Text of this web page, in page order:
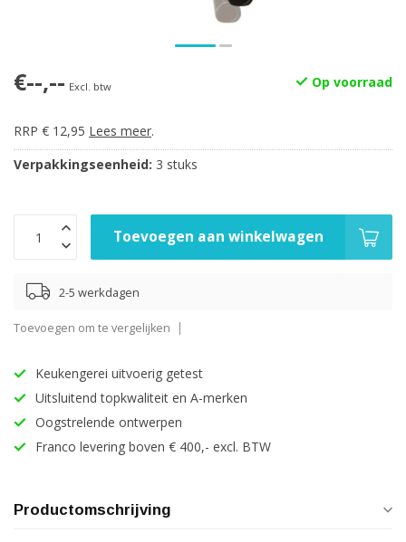
€--,-- Excl. btw Op voorraad
RRP € 12,95 Lees meer.
Verpakkingseenheid: 3 stuks
Toevoegen aan winkelwagen
2-5 werkdagen
Toevoegen om te vergelijken
Keukengerei uitvoerig getest
Uitsluitend topkwaliteit en A-merken
Oogstrelende ontwerpen
Franco levering boven € 400,- excl. BTW
Productomschrijving